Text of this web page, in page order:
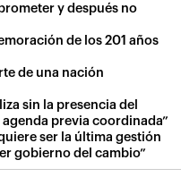
y después no
de los 201 años
de una nación
sin la presencia del
previa coordinada”
ser la última gestión
gobierno del cambio”